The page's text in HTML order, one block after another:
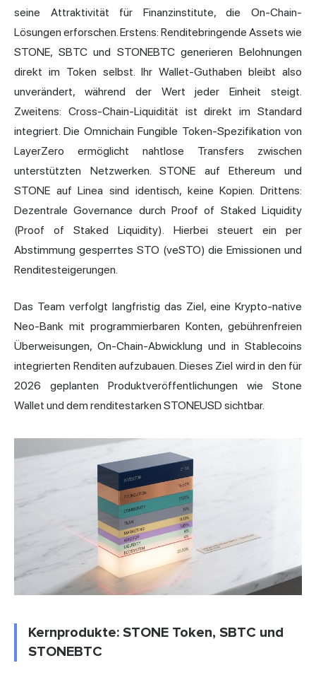
seine Attraktivität für Finanzinstitute, die On-Chain-
Lösungen erforschen. Erstens: Renditebringende Assets wie
STONE, SBTC und STONEBTC generieren Belohnungen
direkt im Token selbst. Ihr Wallet-Guthaben bleibt also
unverändert, während der Wert jeder Einheit steigt.
Zweitens: Cross-Chain-Liquidität ist direkt im Standard
integriert. Die Omnichain Fungible Token-Spezifikation von
LayerZero ermöglicht nahtlose Transfers zwischen
unterstützten Netzwerken. STONE auf Ethereum und
STONE auf Linea sind identisch, keine Kopien. Drittens:
Dezentrale Governance durch Proof of Staked Liquidity
(Proof of Staked Liquidity). Hierbei steuert ein per
Abstimmung gesperrtes STO (veSTO) die Emissionen und
Renditesteigerungen.
Das Team verfolgt langfristig das Ziel, eine Krypto-native
Neo-Bank mit programmierbaren Konten, gebührenfreien
Überweisungen, On-Chain-Abwicklung und in Stablecoins
integrierten Renditen aufzubauen. Dieses Ziel wird in den für
2026 geplanten Produktveröffentlichungen wie Stone
Wallet und dem renditestarken STONEUSD sichtbar.
Kernprodukte: STONE Token, SBTC und
STONEBTC